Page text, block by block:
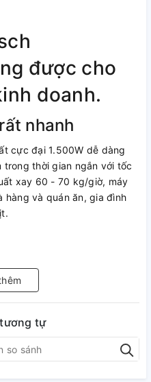
được cho
doanh.
nhanh
cực đại 1.500W dễ dàng
thời gian ngắn với tốc
xay 60 - 70 kg/giờ, máy
hàng và quán ăn, gia đình
Xay nhuyễn thịt, làm
tự